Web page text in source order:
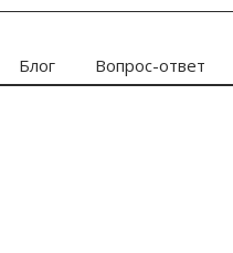
Блог Вопрос-ответ